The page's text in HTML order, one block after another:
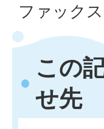
ファック
この
せ先